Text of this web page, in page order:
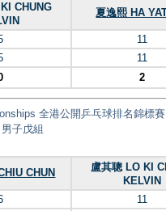
CHUNG
夏逸熙 HA
11
11
2
全港公開乒乓球排名錦標
子戊組
CHUN
盧其聰 LO KI
KELVIN
11